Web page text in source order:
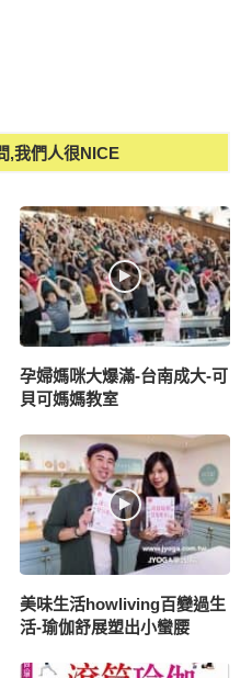
,我們人很NICE
孕婦媽咪大爆滿-台南成大-可
貝可媽媽教室
美味生活howliving百變過生
活-瑜伽舒展塑出小蠻腰